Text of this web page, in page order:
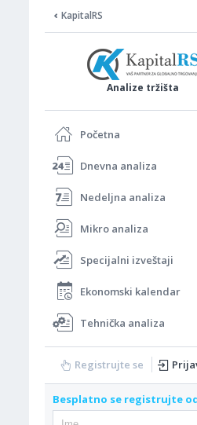
KapitalRS
Analize tržišta
Početna
Dnevna analiza
Nedeljna analiza
Mikro analiza
Specijalni izveštaji
Ekonomski kalendar
Tehnička analiza
Registrujte se
Besplatno se registrujte